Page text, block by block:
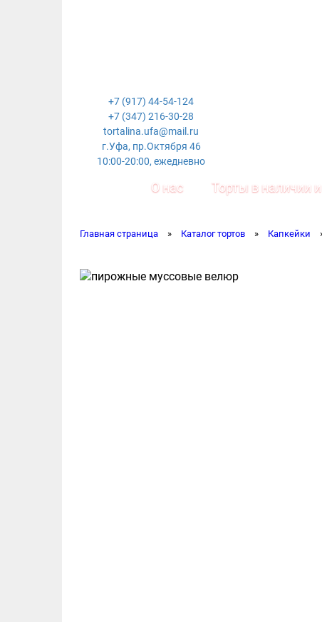
+7 (917) 44-54-124
+7 (347) 216-30-28
tortalina.ufa@mail.ru
г.Уфа, пр.Октября 46
10:00-20:00, ежедневно
О нас Торты в наличии
Главная страница » Каталог тортов » Капкейки